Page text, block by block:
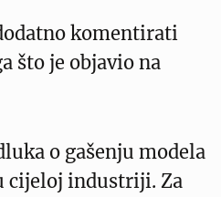
komentirati
što je objavio na
o gašenju modela
cijeloj industriji. Za